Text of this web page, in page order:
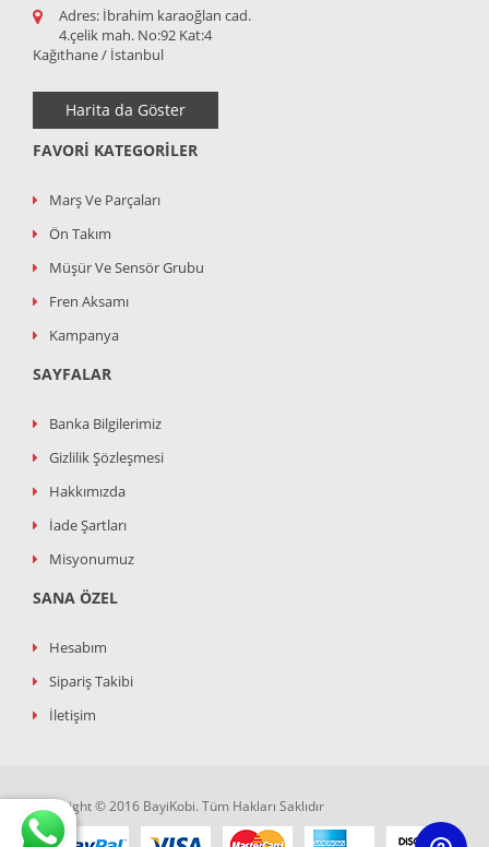
Adres: İbrahim karaoğlan cad.
4.çelik mah. No:92 Kat:4
Kağıthane / İstanbul
Harita da Göster
FAVORI KATEGORILER
Marş Ve Parçaları
Ön Takım
Müşür Ve Sensör Grubu
Fren Aksamı
Kampanya
SAYFALAR
Banka Bilgilerimiz
Gizlilik Şözleşmesi
Hakkımızda
İade Şartları
Misyonumuz
SANA ÖZEL
Hesabım
Sipariş Takibi
İletişim
Copyright © 2016 BayiKobi. Tüm Hakları Saklıdır